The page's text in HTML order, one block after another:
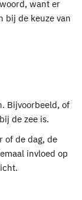
want er
bij de keuze van
Bijvoorbeeld, of
de zee is.
of de dag, de
invloed op